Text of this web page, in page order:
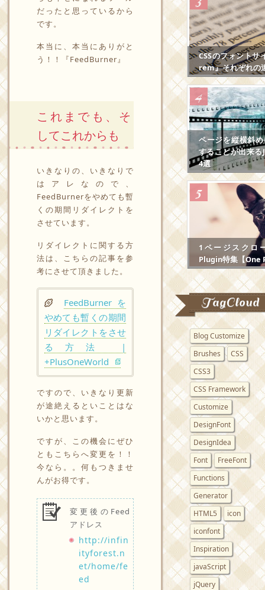
だったと思っているから
です。
本当に、本当にありがと
う！！『FeedBurner』
これまでも、そ
してこれからも
いきなりの、いきなりで
はアレなので、
FeedBurnerをやめても暫
くの期間リダイレクトを
させています。
リダイレクトに関する方
法は、こちらの記事を参
考にさせて頂きました。
FeedBurner を
やめても暫くの期間
リダイレクトをさせ
る方法 |
+PlusOneWorld
ですので、いきなり更新
が途絶えるといことはな
いかと思います。
ですが、この機会にぜひ
ともこちらへ変更を！！
今なら。。何もつきませ
んがお得です。
変更後のFeed
アドレス
http://infin
ityforest.n
et/home/fe
ed
CSSのフォント
rem』それぞれの
ページを縦横斜
することが出来
4選
1ページスクロ
Plugin特集【One
TagCloud
Blog Customize
Brushes
CSS
CSS3
CSS Framework
Customize
DesignFont
DesignIdea
Font
FreeFont
Functions
Generator
HTML5
icon
iconfont
Inspiration
javaScript
jQuery